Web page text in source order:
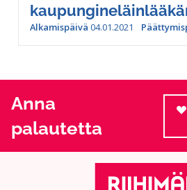
Alkamispäivä 04.01.2021
Anna
palautetta